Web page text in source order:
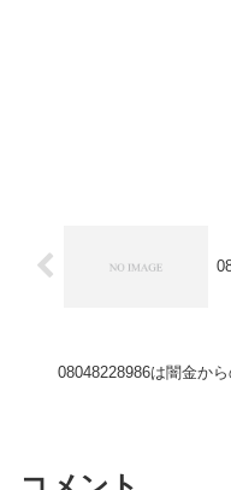
08048228986は闇金から